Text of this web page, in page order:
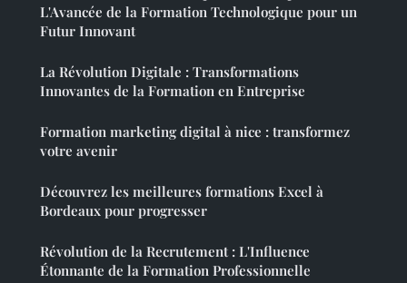
L'Avancée de la Formation Technologique pour un
Futur Innovant
La Révolution Digitale : Transformations
Innovantes de la Formation en Entreprise
Formation marketing digital à nice : transformez
votre avenir
Découvrez les meilleures formations Excel à
Bordeaux pour progresser
Révolution de la Recrutement : L'Influence
Étonnante de la Formation Professionnelle